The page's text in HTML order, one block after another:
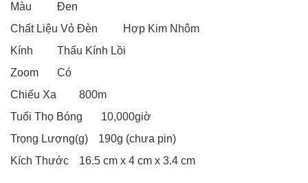
Màu
Đen
Chất Liệu Vỏ Đèn
Hợp Kim Nhôm
Kính
Thấu Kính Lồi
Zoom
Có
Chiếu Xa
800m
Tuổi Thọ Bóng
10,000giờ
Trọng Lượng(g)
190g (chưa pin)
Kích Thước
16.5 cm x 4 cm x 3.4 cm